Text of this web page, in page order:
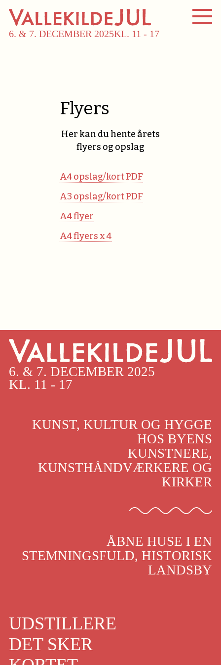
6. & 7. DECEMBER 2025KL. 11 - 17
Flyers
Her kan du hente årets
flyers og opslag
A4 opslag/kort PDF
A3 opslag/kort PDF
A4 flyer
A4 flyers x 4
6. & 7. DECEMBER 2025
KL. 11 - 17
KUNST, KULTUR OG HYGGE
HOS BYENS
KUNSTNERE,
KUNSTHÅNDVÆRKERE OG
KIRKER
ÅBNE HUSE I EN
STEMNINGSFULD, HISTORISK
LANDSBY
UDSTILLERE
DET SKER